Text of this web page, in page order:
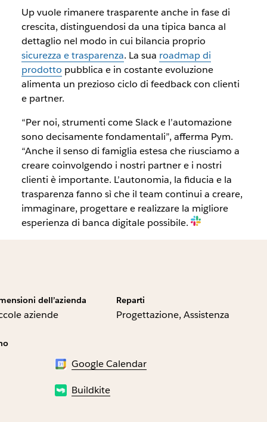
Up vuole rimanere trasparente anche in fase di
crescita, distinguendosi da una tipica banca al
dettaglio nel modo in cui bilancia proprio
sicurezza e trasparenza. La sua roadmap di
prodotto pubblica e in costante evoluzione
alimenta un prezioso ciclo di feedback con clienti
e partner.
“Per noi, strumenti come Slack e l’automazione
sono decisamente fondamentali”, afferma Pym.
“Anche il senso di famiglia estesa che riusciamo a
creare coinvolgendo i nostri partner e i nostri
clienti è importante. L’autonomia, la fiducia e la
trasparenza fanno sì che il team continui a creare,
immaginare, progettare e realizzare la migliore
esperienza di banca digitale possibile.
dell’azienda
aziende
Reparti
Progettazione, Assistenza
Google Calendar
Buildkite